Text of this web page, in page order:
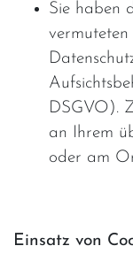
Sie haben
DSGVO).
an Ihrem
oder am
Einsatz von